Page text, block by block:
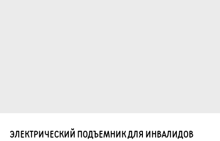
ЭЛЕКТРИЧЕСКИЙ ПОДЪЕМНИК ДЛЯ ИНВАЛИДОВ